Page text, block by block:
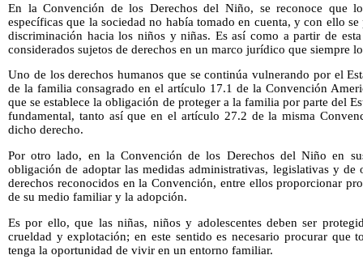
En la Convención de los Derechos del Niño, se reconoce que
específicas que la sociedad no había tomado en cuenta, y con ello
discriminación hacia los niños y niñas. Es así como a partir de
considerados sujetos de derechos en un marco jurídico que siempre
Uno de los derechos humanos que se continúa vulnerando por el
de la familia consagrado en el artículo 17.1 de la Convención
que se establece la obligación de proteger a la familia por parte del
fundamental, tanto así que en el artículo 27.2 de la misma
dicho derecho.
Por otro lado, en la Convención de los Derechos del Niño en
obligación de adoptar las medidas administrativas, legislativas y
derechos reconocidos en la Convención, entre ellos proporcionar
de su medio familiar y la adopción.
Es por ello, que las niñas, niños y adolescentes deben ser
crueldad y explotación; en este sentido es necesario procurar que
tenga la oportunidad de vivir en un entorno familiar.